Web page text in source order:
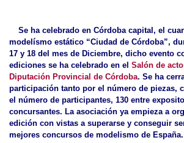
Se ha celebrado en Córdoba capital, el
modelísmo estático “Ciudad de Córdoba”,
17 y 18 del mes de Diciembre, dicho evento
ediciones se ha celebrado en el Salón de
Diputación Provincial de Córdoba. Se ha
participación tanto por el número de piezas,
el número de participantes, 130 entre
concursantes. La asociación ya empieza a
edición con vistas a superarse y conseguir
mejores concursos de modelismo de España.